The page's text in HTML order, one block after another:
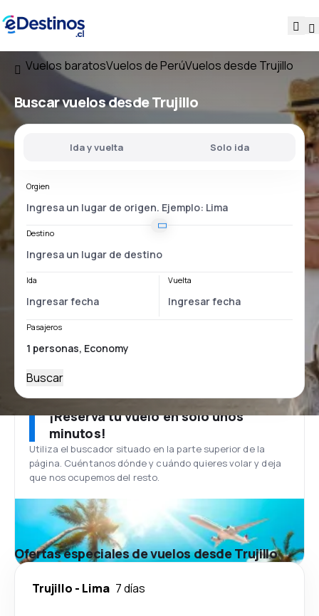
Vuelos baratosVuelos de PerúVuelos desde Trujillo
Buscar vuelosdesde Trujillo
Ida y vuelta Solo ida
Orgien
Destino
Ida Vuelta
Pasajeros
Buscar
¡Reserva tu vuelo en solo unos
minutos!
Utiliza el buscador situado en la parte superior de la
página. Cuéntanos dónde y cuándo quieres volar y deja
que nos ocupemos del resto.
Ofertas especiales de vuelos desde Trujillo
Trujillo - Lima 7 días